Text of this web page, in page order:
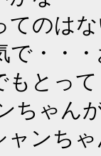
りがと
との、